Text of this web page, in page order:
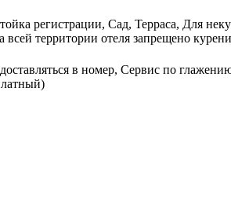
регистрации, Сад, Терраса, Для
территории отеля запрещено
в номер, Сервис по